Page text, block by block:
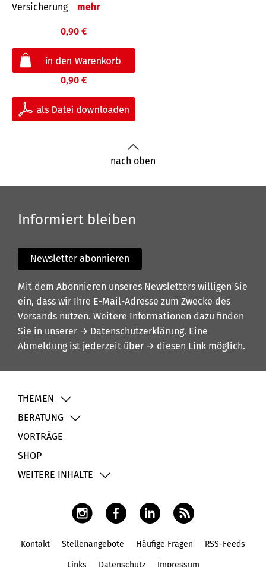
Versicherung
mehr
0,90 €
0,90 €
nach oben
Informiert bleiben
Newsletter abonnieren
Mit dem Abonnieren unseres Newsletters willigen Sie
ein, dass wir Ihre E-Mail-Adresse zum Zwecke des
Versands nutzen. Weitere Informationen dazu finden
Sie in unserer → Datenschutzerklärung. Eine
Abmeldung ist jederzeit über → diesen Link möglich.
THEMEN
BERATUNG
VORTRÄGE
SHOP
WEITERE INHALTE
Kontakt Stellenangebote Häufige Fragen RSS-Feeds